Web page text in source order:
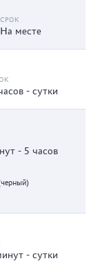
На месте
- сутки
- 5 часов
- сутки